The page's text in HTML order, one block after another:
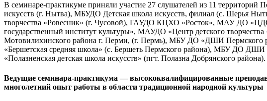
В семинаре-практикуме приняли участие 27 слушателей из 11
искусств (г. Нытва), МБУДО Детская школа искусств, филиал (с. Шерья
творчества «Ровесник» (г. Чусовой), ГАУДО КЦХО «Росток», МАУ ДО
государственный институт культуры», МАУДО «Центр детского
Мотовилихинского района г. Перми, (г. Пермь), МБУ ДО «ДШИ
«Бершетская средняя школа» (с. Бершеть Пермского района), МБУ ДО
«Полазненская детская школа искусств» (пгт. Полазна Добрянского района).
Ведущие семинара-практикума — высококвалифицированные
многолетний опыт работы в области традиционной народной культуры